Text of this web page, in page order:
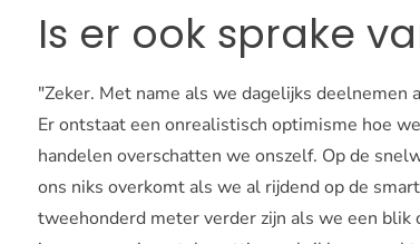
Is er ook sprake
"Zeker. Met name als we dagelijks deelnemen
Er ontstaat een onrealistisch optimisme hoe
handelen overschatten we onszelf. Op de
ons niks overkomt als we al rijdend op de
tweehonderd meter verder zijn als we een